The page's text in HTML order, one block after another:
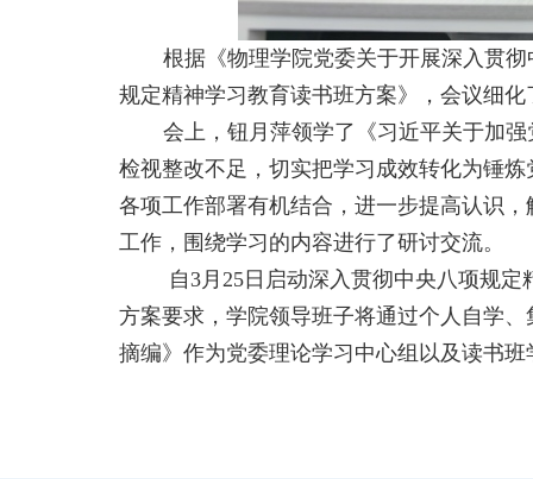
根据《物理学院党委关于开展深入贯
规定精神学习教育读书班方案》，会议细
会上，钮月萍领学了《习近平关于加
检视整改不足，切实把学习成效转化为锤
各项工作部署有机结合，进一步提高认识
工作，围绕学习的内容进行了研讨交流。
自3月25 日启动深入贯彻中央八项规
方案要求，学院领导班子将通过个人自学
摘编》作为党委理论学习中心组以及读书